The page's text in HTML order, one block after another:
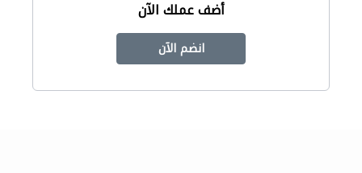
أضف عملك الآن
انضم الآن